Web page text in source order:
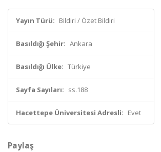
Yayın Türü: Bildiri / Özet Bildiri
Basıldığı Şehir: Ankara
Basıldığı Ülke: Türkiye
Sayfa Sayıları: ss.188
Hacettepe Üniversitesi Adresli: Evet
Paylaş